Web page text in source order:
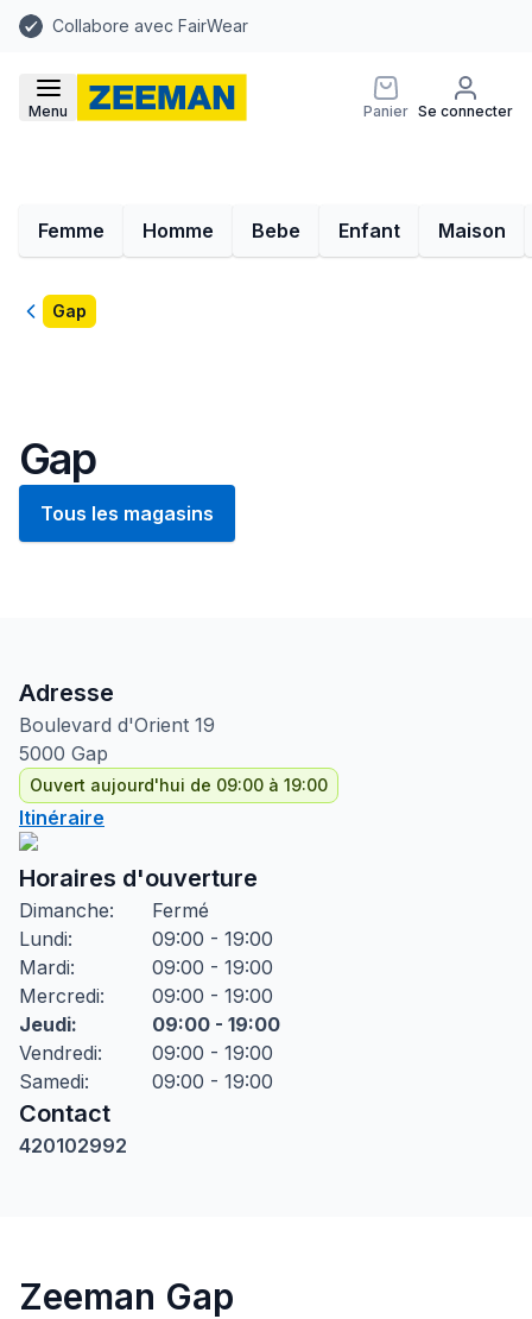
Collabore avec FairWear
Menu Panier Se connecter
Femme Homme Bebe Enfant Maison
Retour
Gap
Gap
Tous les magasins
Adresse
Boulevard d'Orient 19
5000 Gap
Ouvert aujourd'hui de 09:00 à 19:00
Itinéraire
Horaires d'ouverture
Dimanche:
Fermé
Lundi:
09:00 - 19:00
Mardi:
09:00 - 19:00
Mercredi:
09:00 - 19:00
Jeudi:
09:00 - 19:00
Vendredi:
09:00 - 19:00
Samedi: 09:00 - 19:00
Contact
420102992
Zeeman Gap